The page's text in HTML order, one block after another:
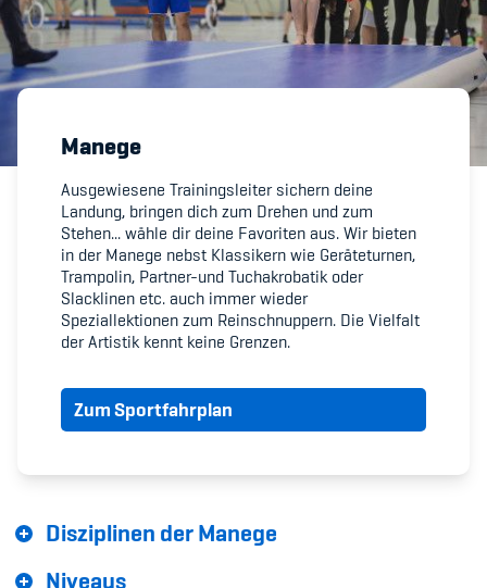
ASVZ@home
Member's Manual / FAQ
Fairplay
Teilnahmeberechtigung
Academy
Manege
Ausgewiesene Trainingsleiter sichern deine
Landung, bringen dich zum Drehen und zum
Stehen... wähle dir deine Favoriten aus. Wir bieten
in der Manege nebst Klassikern wie Geräteturnen,
Trampolin, Partner-und Tuchakrobatik oder
Slacklinen etc. auch immer wieder
Speziallektionen zum Reinschnuppern. Die Vielfalt
der Artistik kennt keine Grenzen.
Zum Sportfahrplan
Disziplinen der Manege
Niveaus